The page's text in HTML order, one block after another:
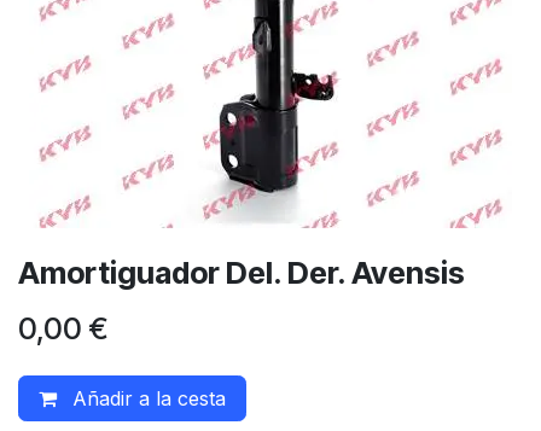
Amortiguador Del. Der. Avensis
0,00 €
Añadir a la cesta